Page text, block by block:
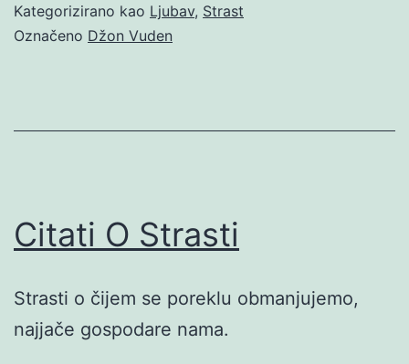
Kategorizirano kao Ljubav, Strast
Označeno Džon Vuden
Citati O Strasti
Strasti o čijem se poreklu obmanjujemo,
najjače gospodare nama.